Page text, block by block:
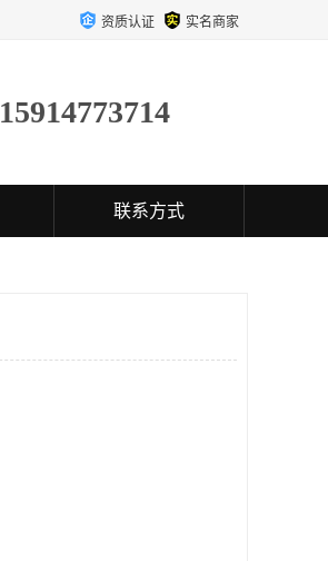
资质认证 实名商家
15914773714
联系方式